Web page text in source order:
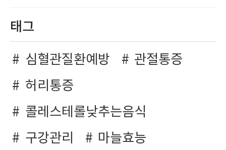
태그
심혈관질환예방
관절통증
허리통증
콜레스테롤낮추는음식
구강관리
마늘효능